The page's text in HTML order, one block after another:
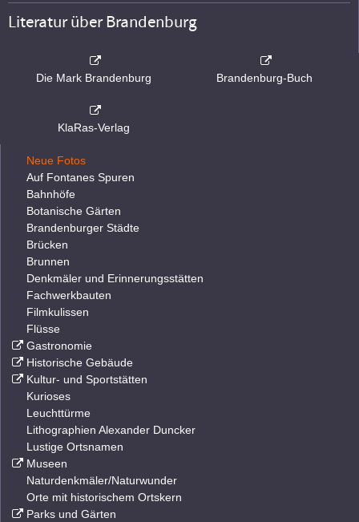
Literatur über Brandenburg
Die Mark Brandenburg Brandenburg-Buch
KlaRas-Verlag
Neue Fotos
Auf Fontanes Spuren
Bahnhöfe
Botanische Gärten
Brandenburger Städte
Brücken
Brunnen
Denkmäler und Erinnerungsstätten
Fachwerkbauten
Filmkulissen
Flüsse
Gastronomie
Historische Gebäude
Kultur- und Sportstätten
Kurioses
Leuchttürme
Lithographien Alexander Duncker
Lustige Ortsnamen
Museen
Naturdenkmäler/Naturwunder
Orte mit historischem Ortskern
Parks und Gärten